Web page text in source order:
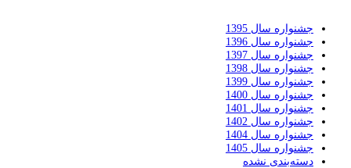
جشنواره سال 1395
جشنواره سال 1396
جشنواره سال 1397
جشنواره سال 1398
جشنواره سال 1399
جشنواره سال 1400
جشنواره سال 1401
جشنواره سال 1402
جشنواره سال 1404
جشنواره سال 1405
دسته‌بندی نشده